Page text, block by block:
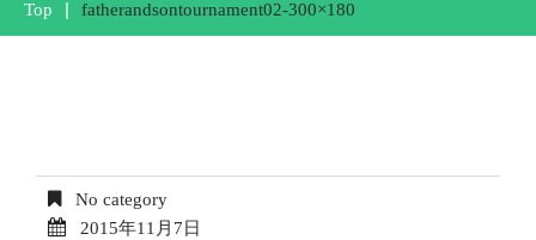
Top fatherandsontournament02-300×180
No category
2015年11月7日